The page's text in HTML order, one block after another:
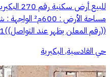
((رقم المعلن يظهر عند التواصل))556111
حي القادسية, البكيرية